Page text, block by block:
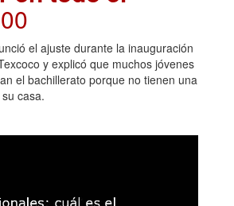
el ajuste durante la inauguración
y explicó que muchos jóvenes
el bachillerato porque no tienen una
casa.